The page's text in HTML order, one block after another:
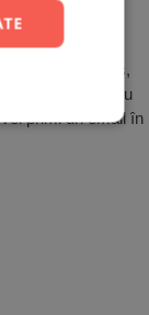
răspunzi
este închis,
Dacă nu
primi un email în